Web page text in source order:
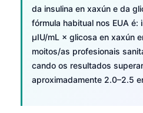
da insulina en xaxún e da
fórmula habitual nos EUA é:
µIU/mL × glicosa en xaxún
moitos/as profesionais
cando os resultados
aproximadamente 2.0–2.5